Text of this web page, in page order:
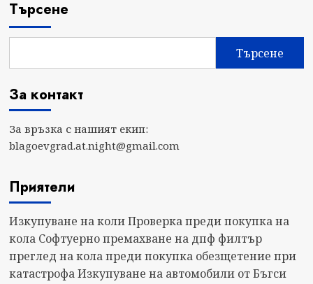
Търсене
Търсене
За контакт
За връзка с нашият екип:
blagoevgrad.at.night@gmail.com
Приятели
Изкупуване на коли Проверка преди покупка на
кола Софтуерно премахване на дпф филтър
преглед на кола преди покупка обезщетение при
катастрофа Изкупуване на автомобили от Бъгси